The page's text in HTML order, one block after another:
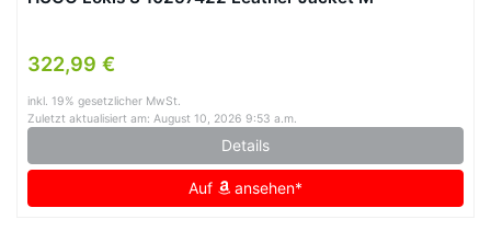
322,99 €
inkl. 19% gesetzlicher MwSt.
Zuletzt aktualisiert am: August 10, 2026 9:53 a.m.
Details
Auf ansehen*